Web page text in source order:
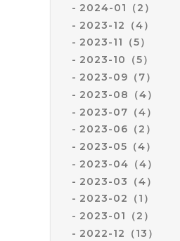
2024-01（2）
2023-12（4）
2023-11（5）
2023-10（5）
2023-09（7）
2023-08（4）
2023-07（4）
2023-06（2）
2023-05（4）
2023-04（4）
2023-03（4）
2023-02（1）
2023-01（2）
2022-12（13）